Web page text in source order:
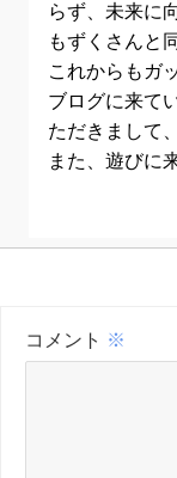
らず、未来に
もずくさんと
これからもガ
ブログに来て
ただきまして
また、遊びに
コメント ※